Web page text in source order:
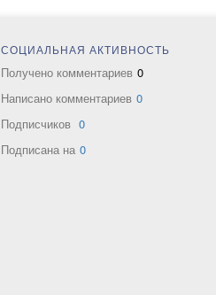
СОЦИАЛЬНАЯ АКТИВНОСТЬ
Получено комментариев 0
Написано комментариев 0
Подписчиков 0
Подписана на 0